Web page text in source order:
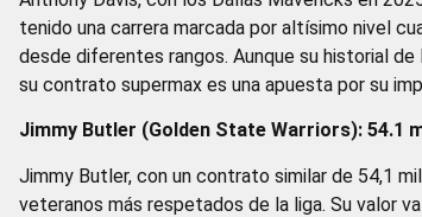
tenido una carrera marcada por altísimo nivel
desde diferentes rangos. Aunque su historial
su contrato supermax es una apuesta por su
Jimmy Butler (Golden State Warriors): 54.1
Jimmy Butler, con un contrato similar de 54,1
veteranos más respetados de la liga. Su valor